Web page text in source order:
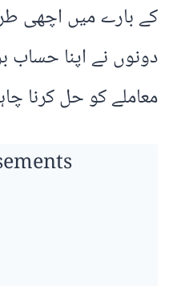
کے بارے میں اچھی
دونوں نے اپنا حساب
معاملے کو حل کرنا